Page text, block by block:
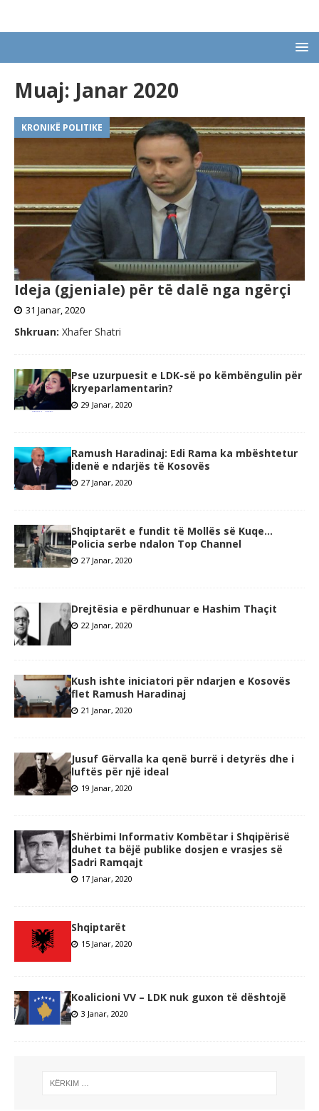
Muaj: Janar 2020
KRONIKË POLITIKE
Ideja (gjeniale) për të dalë nga ngërçi
31 Janar, 2020
Shkruan: Xhafer Shatri
Pse uzurpuesit e LDK-së po këmbëngulin për
kryeparlamentarin?
29 Janar, 2020
Ramush Haradinaj: Edi Rama ka mbështetur
idenë e ndarjës të Kosovës
27 Janar, 2020
Shqiptarët e fundit të Mollës së Kuqe…
Policia serbe ndalon Top Channel
27 Janar, 2020
Drejtësia e përdhunuar e Hashim Thaçit
22 Janar, 2020
Kush ishte iniciatori për ndarjen e Kosovës
flet Ramush Haradinaj
21 Janar, 2020
Jusuf Gërvalla ka qenë burrë i detyrës dhe i
luftës për një ideal
19 Janar, 2020
Shërbimi Informativ Kombëtar i Shqipërisë
duhet ta bëjë publike dosjen e vrasjes së
Sadri Ramqajt
17 Janar, 2020
Shqiptarët
15 Janar, 2020
Koalicioni VV – LDK nuk guxon të dështojë
3 Janar, 2020